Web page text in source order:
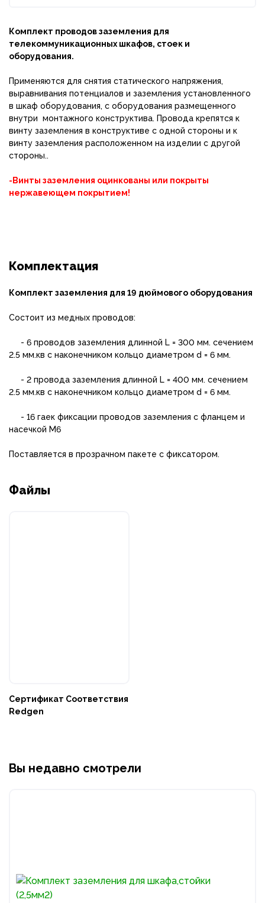
Комплект проводов заземления для
телекоммуникационных шкафов, стоек и
оборудования.
Применяются для снятия статического напряжения,
выравнивания потенциалов и заземления установленного
в шкаф оборудования, с оборудования размещенного
внутри монтажного конструктива. Провода крепятся к
винту заземления в конструктиве с одной стороны и к
винту заземления расположенном на изделии с другой
стороны..
-Винты заземления оцинкованы или покрыты
нержавеющем покрытием!
Комплектация
Комплект заземления для 19 дюймового оборудования
Состоит из медных проводов:
- 6 проводов заземления длинной L = 300 мм. сечением
2.5 мм.кв с наконечником кольцо диаметром d = 6 мм.
- 2 провода заземления длинной L = 400 мм. сечением
2.5 мм.кв с наконечником кольцо диаметром d = 6 мм.
- 16 гаек фиксации проводов заземления с фланцем и
насечкой М6
Поставляется в прозрачном пакете с фиксатором.
Файлы
Сертификат Соответствия
Redgen
Вы недавно смотрели